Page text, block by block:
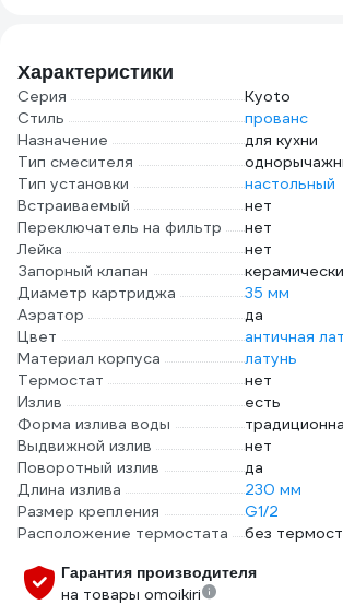
Характеристики
Серия
Kyoto
Стиль
прованс
Назначение
для кухни
Тип смесителя
Тип установки
настольный
Встраиваемый
нет
Переключатель на фильтр
нет
Лейка
нет
Запорный клапан
Диаметр картриджа
35 мм
Аэратор
да
Цвет
античная
Материал корпуса
латунь
Термостат
нет
Излив
есть
Форма излива воды
Выдвижной излив
нет
Поворотный излив
да
Длина излива
230 мм
Размер крепления
G1/2
Расположение термостата
без
Гарантия производителя
на товары omoikiri